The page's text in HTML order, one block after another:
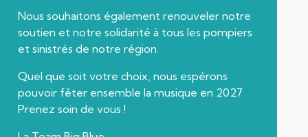
Nous souhaitons également renouveler notre
soutien et notre solidarité à tous les pompiers
et sinistrés de notre région.
Quel que soit votre choix, nous espérons
pouvoir fêter ensemble la musique en 2027
Prenez soin de vous !